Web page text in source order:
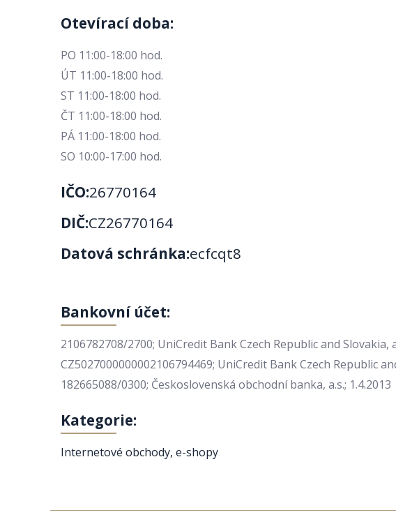
Otevírací doba:
PO 11:00-18:00 hod.
ÚT 11:00-18:00 hod.
ST 11:00-18:00 hod.
ČT 11:00-18:00 hod.
PÁ 11:00-18:00 hod.
SO 10:00-17:00 hod.
IČO:26770164
DIČ:CZ26770164
Datová schránka:ecfcqt8
Bankovní účet:
2106782708/2700; UniCredit Bank Czech Republic and Slovakia,
CZ5027000000002106794469; UniCredit Bank Czech Republic
182665088/0300; Československá obchodní banka, a.s.; 1.4.2013
Kategorie:
Internetové obchody, e-shopy